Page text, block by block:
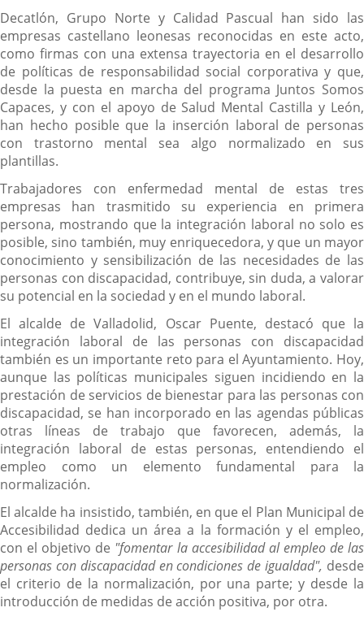
Decatlón, Grupo Norte y Calidad Pascual han sido las
empresas castellano leonesas reconocidas en este acto,
como firmas con una extensa trayectoria en el desarrollo
de políticas de responsabilidad social corporativa y que,
desde la puesta en marcha del programa Juntos Somos
Capaces, y con el apoyo de Salud Mental Castilla y León,
han hecho posible que la inserción laboral de personas
con trastorno mental sea algo normalizado en sus
plantillas.
Trabajadores con enfermedad mental de estas tres
empresas han trasmitido su experiencia en primera
persona, mostrando que la integración laboral no solo es
posible, sino también, muy enriquecedora, y que un mayor
conocimiento y sensibilización de las necesidades de las
personas con discapacidad, contribuye, sin duda, a valorar
su potencial en la sociedad y en el mundo laboral.
El alcalde de Valladolid, Oscar Puente, destacó que la
integración laboral de las personas con discapacidad
también es un importante reto para el Ayuntamiento. Hoy,
aunque las políticas municipales siguen incidiendo en la
prestación de servicios de bienestar para las personas con
discapacidad, se han incorporado en las agendas públicas
otras líneas de trabajo que favorecen, además, la
integración laboral de estas personas, entendiendo el
empleo como un elemento fundamental para la
normalización.
El alcalde ha insistido, también, en que el Plan Municipal de
Accesibilidad dedica un área a la formación y el empleo,
con el objetivo de "fomentar la accesibilidad al empleo de las
personas con discapacidad en condiciones de igualdad", desde
el criterio de la normalización, por una parte; y desde la
introducción de medidas de acción positiva, por otra.